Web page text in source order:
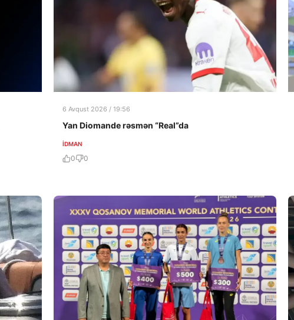
6 Avqust 2026 / 19:56
Yan Diomande rəsmən “Real”da
İDMAN
0 0